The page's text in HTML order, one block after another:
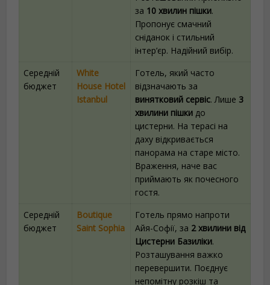
за 10 хвилин пішки.
Пропонує смачний
сніданок і стильний
інтер’єр. Надійний вибір.
Середній
бюджет
White
House Hotel
Istanbul
Готель, який часто
відзначають за
винятковий сервіс. Лише 3
хвилини пішки до
цистерни. На терасі на
даху відкривається
панорама на старе місто.
Враження, наче вас
приймають як почесного
гостя.
Середній
бюджет
Boutique
Saint Sophia
Готель прямо напроти
Айя-Софії, за 2 хвилини від
Цистерни Базиліки.
Розташування важко
перевершити. Поєднує
непомітну розкіш та